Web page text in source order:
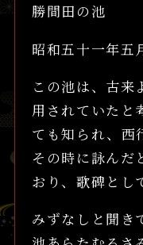
勝間田の池
昭和五十一年五
この池は、古来
用されていたと
ても知られ、西
その時に詠んだ
おり、歌碑とし
みずなしと聞き